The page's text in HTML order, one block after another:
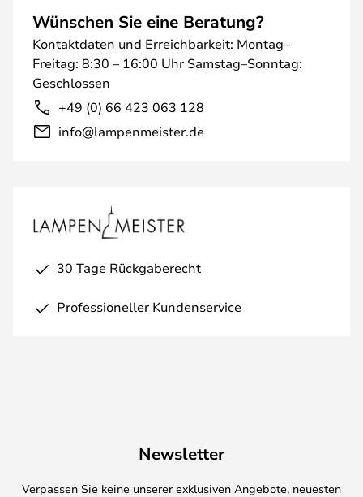
Wünschen Sie eine Beratung?
Kontaktdaten und Erreichbarkeit: Montag–
Freitag: 8:30 – 16:00 Uhr Samstag–Sonntag:
Geschlossen
+49 (0) 66 423 063 128
info@lampenmeister.de
30 Tage Rückgaberecht
Professioneller Kundenservice
Newsletter
Verpassen Sie keine unserer exklusiven Angebote, neuesten